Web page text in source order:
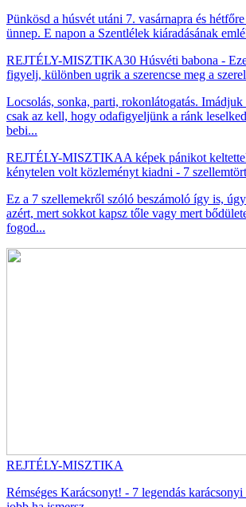
Pünkösd a húsvét utáni 7. vasárnapra és
ünnep. E napon a Szentlélek kiáradásának
REJTÉLY-MISZTIKA30 Húsvéti babona -
figyelj, különben ugrik a szerencse meg a
Locsolás, sonka, parti, rokonlátogatás.
csak az kell, hogy odafigyeljünk a ránk
bebi...
REJTÉLY-MISZTIKAA képek pánikot
kénytelen volt közleményt kiadni - 7
Ez a 7 szellemekről szóló beszámoló így is,
azért, mert sokkot kapsz tőle vagy mert
fogod...
REJTÉLY-MISZTIKA
Rémséges Karácsonyt! - 7 legendás